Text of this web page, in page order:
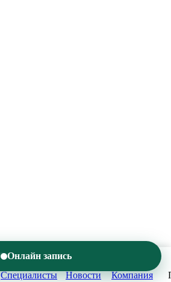
Специалисты Новости Компания
Онлайн запись